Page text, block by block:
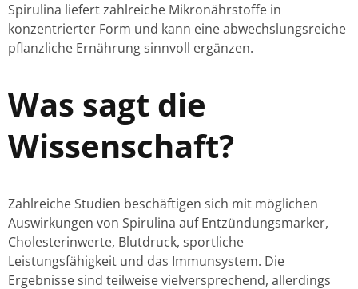
Spirulina liefert zahlreiche Mikronährstoffe in
konzentrierter Form und kann eine abwechslungsreiche
pflanzliche Ernährung sinnvoll ergänzen.
Was sagt die
Wissenschaft?
Zahlreiche Studien beschäftigen sich mit möglichen
Auswirkungen von Spirulina auf Entzündungsmarker,
Cholesterinwerte, Blutdruck, sportliche
Leistungsfähigkeit und das Immunsystem. Die
Ergebnisse sind teilweise vielversprechend, allerdings